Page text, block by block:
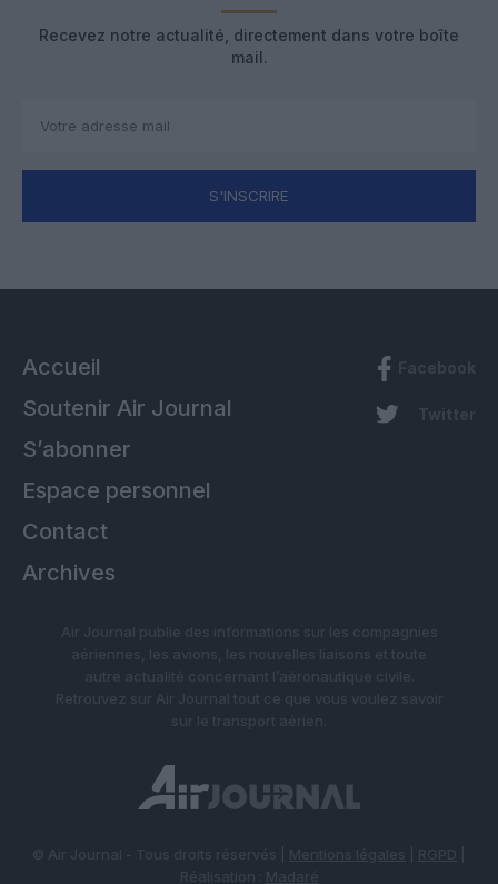
Recevez notre actualité, directement dans votre boîte
mail.
S'INSCRIRE
Accueil
Soutenir Air Journal
S’abonner
Espace personnel
Contact
Archives